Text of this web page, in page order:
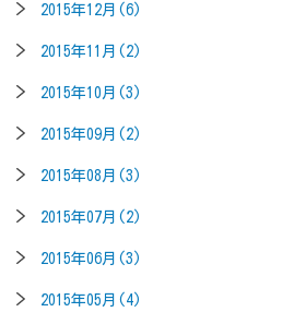
2015年12月(6)
2015年11月(2)
2015年10月(3)
2015年09月(2)
2015年08月(3)
2015年07月(2)
2015年06月(3)
2015年05月(4)